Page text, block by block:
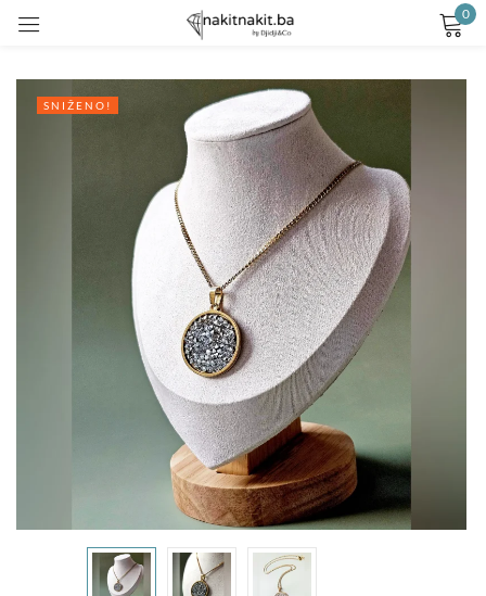
0
SNIŽENO!
Remember me Lost password?
LOG IN
CREATE AN ACCOUNT